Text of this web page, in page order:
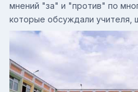
мнений "за" и "против" по
которые обсуждали учителя,